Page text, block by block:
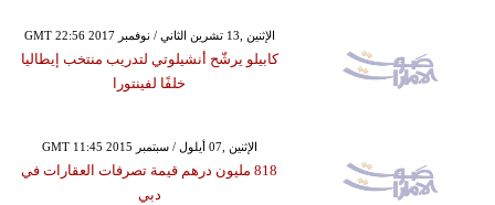
GMT 22:56 2017 الإثنين ,13 تشرين الثاني / نوفمبر
كابيلو يرشّح أنشيلوتي لتدريب منتخب إيطاليا
خلفًا لفينتورا
GMT 11:45 2015 الإثنين ,07 أيلول / سبتمبر
818 مليون درهم قيمة تصرفات العقارات في
دبي